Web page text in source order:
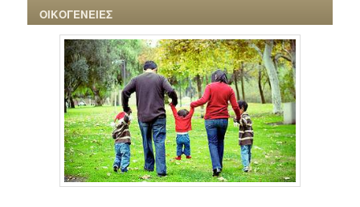
ΟΙΚΟΓΕΝΕΙΕΣ